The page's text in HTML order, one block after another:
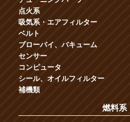
点火系
吸気系・エアフィルター
ベルト
ブローバイ、バキューム
センサー
コンピュータ
シール、オイルフィルター
補機類
燃料系